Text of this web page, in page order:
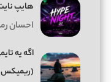
هایپ نایت
احسان
اگه یه